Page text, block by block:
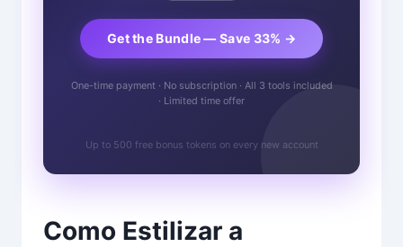
Get the Bundle — Save 33% →
One-time payment · No subscription · All 3 tools included
· Limited time offer
Up to 500 free bonus tokens on every new account
Como Estilizar a